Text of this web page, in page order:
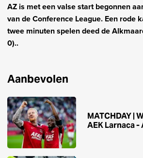
AZ is met een valse start begonnen
van de Conference League. Een rode
twee minuten spelen deed de
0)..
Aanbevolen
MATCHDAY |
AEK Larnaca -